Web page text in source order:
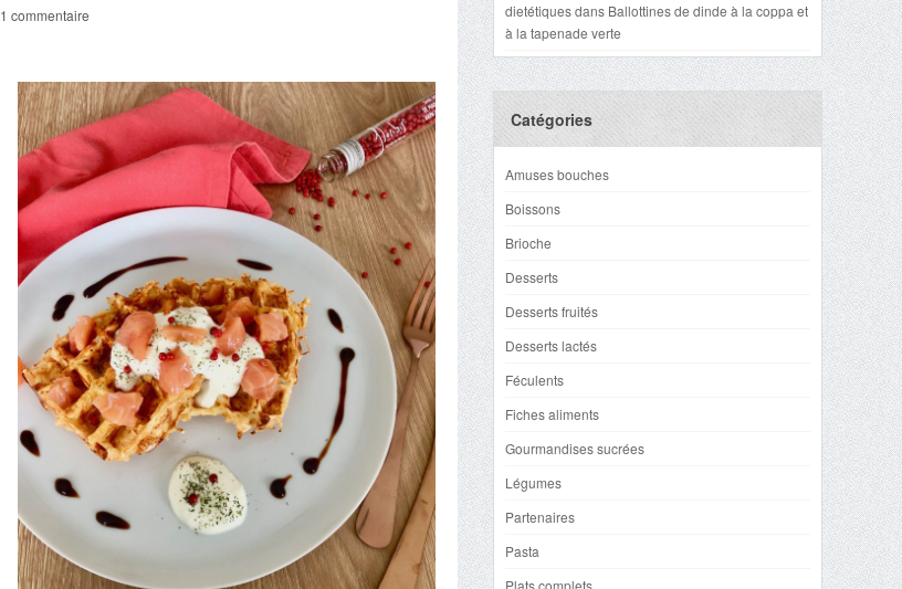
1 commentaire
dietétiquesdans Ballottines de dinde à la coppa et
à la tapenade verte
Catégories
Amuses bouches
Boissons
Brioche
Desserts
Desserts fruités
Desserts lactés
Féculents
Fiches aliments
Gourmandises sucrées
Légumes
Partenaires
Pasta
Plats complets